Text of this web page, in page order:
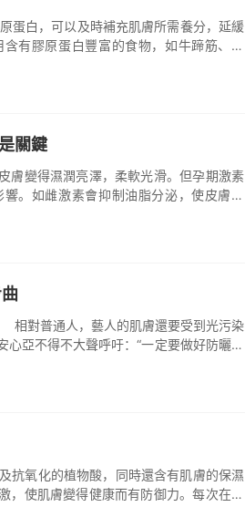
有膠原蛋白豐富的食物，如牛蹄筋、豬
頰、額頭、頸部的按摩，有效的刺激臉
關鍵
膚變得濕潤亮澤，柔軟光滑。但孕期激素
。如雌激素會抑制油脂分泌，使皮膚發
一起來看看吧。
亞不得不大聲呼吁：“一定要做好防曬才
不離手的護膚法寶之一。
抗氧化的植物酸，同時還含有肌膚的保濕
，使肌膚變得健康而有防御力。每次在洗